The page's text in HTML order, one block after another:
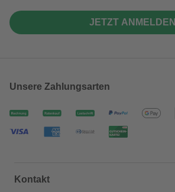
JETZT ANMELDEN
Unsere Zahlungsarten
Kontakt